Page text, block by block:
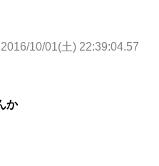
2016/10/01(土) 22:39:04.57
か